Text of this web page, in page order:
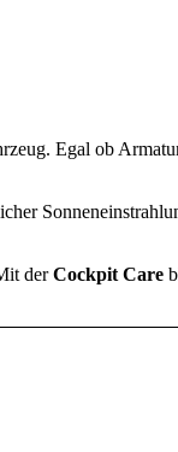
Egal ob
derCockpit Care